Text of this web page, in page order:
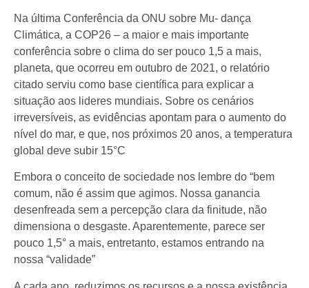
Na última Conferência da ONU sobre Mu- dança
Climática, a COP26 – a maior e mais importante
conferência sobre o clima do ser pouco 1,5 a mais,
planeta, que ocorreu em outubro de 2021, o relatório
citado serviu como base científica para explicar a
situação aos lideres mundiais. Sobre os cenários
irreversíveis, as evidências apontam para o aumento do
nível do mar, e que, nos próximos 20 anos, a temperatura
global deve subir 15°C
Embora o conceito de sociedade nos lembre do “bem
comum, não é assim que agimos. Nossa ganancia
desenfreada sem a percepção clara da finitude, não
dimensiona o desgaste. Aparentemente, parece ser
pouco 1,5° a mais, entretanto, estamos entrando na
nossa “validade”